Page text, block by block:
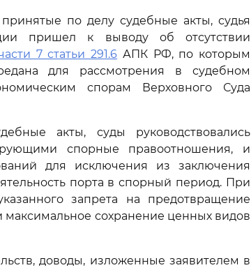
по делу судебные акты, судья
пришел к выводу об отсутствии
7 статьи 291.6 АПК РФ, по которым
для рассмотрения в судебном
спорам Верховного Суда
акты, суды руководствовались
спорные правоотношения, и
для исключения из заключения
порта в спорный период. При
запрета на предотвращение
сохранение ценных видов
доводы, изложенные заявителем в